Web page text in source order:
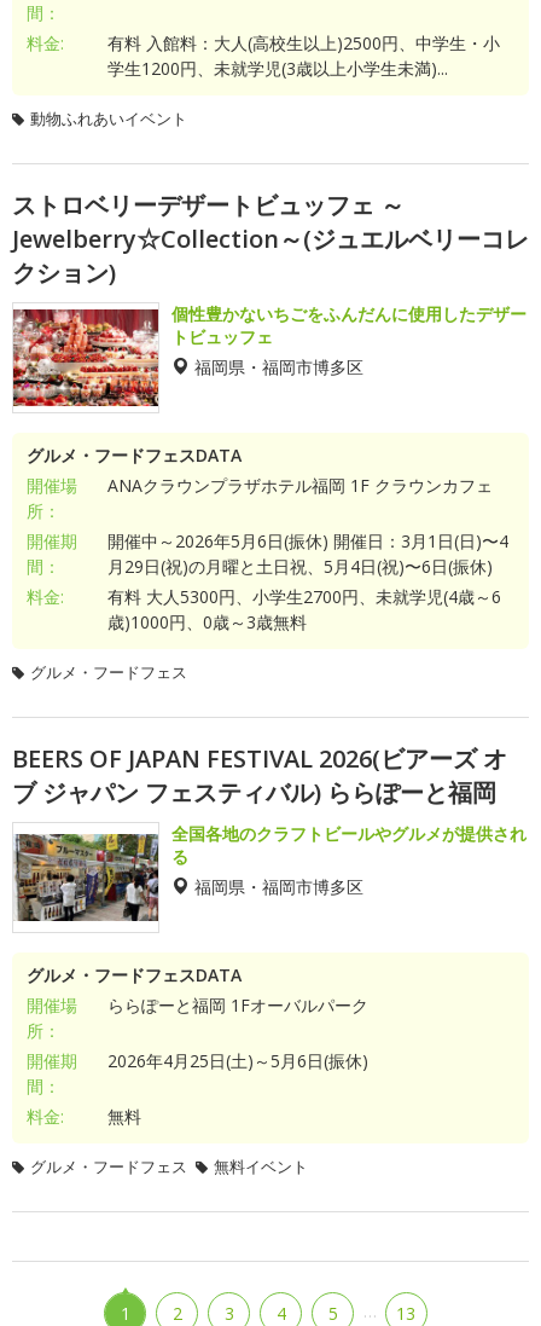
間：
料金:
有料 入館料：大人(高校生以上)2500円、中学生・小
学生1200円、未就学児(3歳以上小学生未満)...
動物ふれあいイベント
ストロベリーデザートビュッフェ ～
Jewelberry☆Collection～(ジュエルベリーコレ
クション)
個性豊かないちごをふんだんに使用したデザー
トビュッフェ
福岡県・福岡市博多区
グルメ・フードフェスDATA
開催場
所：
ANAクラウンプラザホテル福岡 1F クラウンカフェ
開催期
間：
開催中～2026年5月6日(振休) 開催日：3月1日(日)〜4
月29日(祝)の月曜と土日祝、5月4日(祝)〜6日(振休)
料金:
有料 大人5300円、小学生2700円、未就学児(4歳～6
歳)1000円、0歳～3歳無料
グルメ・フードフェス
BEERS OF JAPAN FESTIVAL 2026(ビアーズ オ
ブ ジャパン フェスティバル) ららぽーと福岡
全国各地のクラフトビールやグルメが提供され
る
福岡県・福岡市博多区
グルメ・フードフェスDATA
開催場
所：
ららぽーと福岡 1Fオーバルパーク
開催期
間：
2026年4月25日(土)～5月6日(振休)
料金: 無料
グルメ・フードフェス 無料イベント
1 2 3 4 5 … 13